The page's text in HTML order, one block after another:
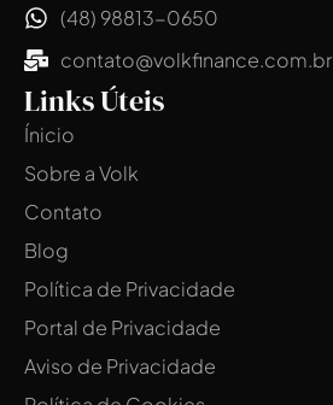
(48) 98813-0650
contato@volkfinance.com.br
Links Úteis
Ínicio
Sobre a Volk
Contato
Blog
Política de Privacidade
Portal de Privacidade
Aviso de Privacidade